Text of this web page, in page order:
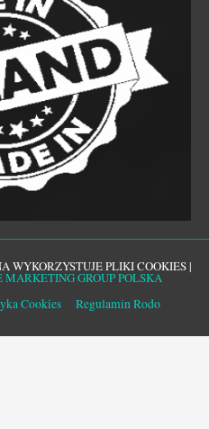
WYKORZYSTUJE PLIKI COOKIES |
MARKETING GROUP POLSKA
Cookies Regulamin Rodo